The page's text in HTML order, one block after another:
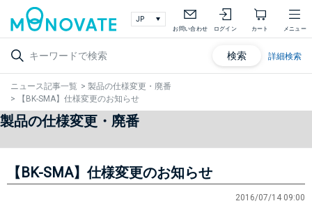
お問い合わせ ログイン カート メニュー
検索 詳細検索
ニュース記事一覧 > 製品の仕様変更・廃番
>
【BK-SMA】仕様変更のお知らせ
製品の仕様変更・廃番
【BK-SMA】仕様変更のお知らせ
2016/07/14 09:00